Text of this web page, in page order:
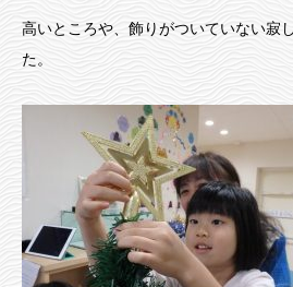
高いところや、飾りがついていない寂
た。